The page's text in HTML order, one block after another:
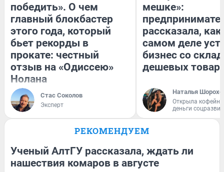
победить». О чем
главный блокбастер
этого года, который
бьет рекорды в
прокате: честный
отзыв на «Одиссею»
Нолана
Стас Соколов
Эксперт
мешке»:
рассказала, как
самом деле
бизнес со
дешевых
Наталья
Открыла
деньги
РЕКОМЕНДУЕМ
Ученый АлтГУ рассказала, ждать ли
нашествия комаров в августе